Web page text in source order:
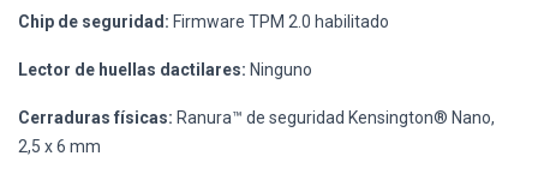
Chip de seguridad: Firmware TPM 2.0 habilitado
Lector de huellas dactilares: Ninguno
Cerraduras físicas: Ranura™ de seguridad Kensington® Nano,
2,5 x 6 mm